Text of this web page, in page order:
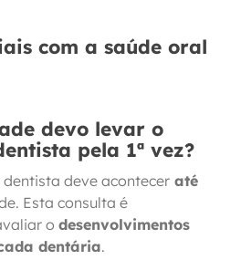
com a saúde oral
devo levar o
pela 1ª vez?
deve acontecer até
Esta consulta é
o desenvolvimentos
dentária.